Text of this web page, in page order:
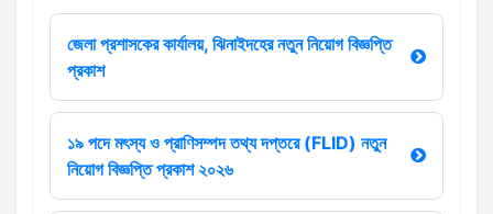
জেলা প্রশাসকের কার্যালয়, ঝিনাইদহের নতুন নিয়োগ বিজ্ঞপ্তি
প্রকাশ
১৯ পদে মৎস্য ও প্রাণিসম্পদ তথ্য দপ্তরে (FLID) নতুন
নিয়োগ বিজ্ঞপ্তি প্রকাশ ২০২৬